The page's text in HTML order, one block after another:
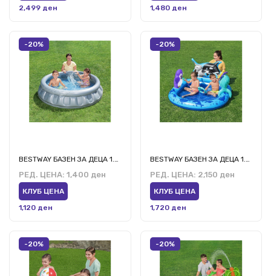
2,499 ден
1,480 ден
-20%
BESTWAY БАЗЕН ЗА ДЕЦА 1.52М/43СМ
РЕД. ЦЕНА: 1,400 ден
КЛУБ ЦЕНА
1,120 ден
-20%
BESTWAY БАЗЕН ЗА ДЕЦА 1.34М/1.31М/73СМ
РЕД. ЦЕНА: 2,150 ден
КЛУБ ЦЕНА
1,720 ден
-20% -20%